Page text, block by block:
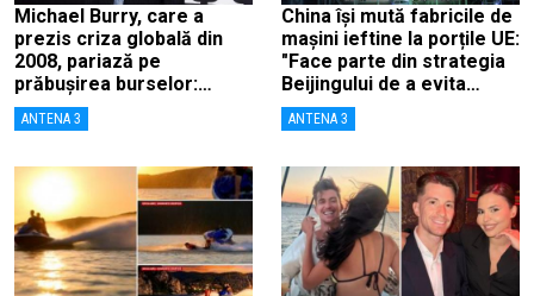
Michael Burry, care a
prezis criza globală din
2008, pariază pe
prăbușirea burselor:
„Suntem aproape de o
cădere ca în 1987”
ANTENA 3
China își mută fabricile de
mașini ieftine la porțile UE:
"Face parte din strategia
Beijingului de a evita
taxele"
ANTENA 3